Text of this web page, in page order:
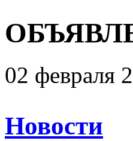
02 февраля
Новости